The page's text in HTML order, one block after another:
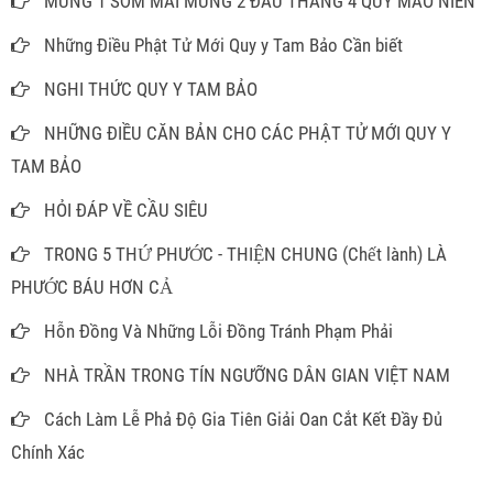
Những Điều Phật Tử Mới Quy y Tam Bảo Cần biết
NGHI THỨC QUY Y TAM BẢO
NHỮNG ĐIỀU CĂN BẢN CHO CÁC PHẬT TỬ MỚI QUY Y
TAM BẢO
HỎI ĐÁP VỀ CẦU SIÊU
TRONG 5 THỨ PHƯỚC - THIỆN CHUNG (Chết lành) LÀ
PHƯỚC BÁU HƠN CẢ
Hỗn Đồng Và Những Lỗi Đồng Tránh Phạm Phải
NHÀ TRẦN TRONG TÍN NGƯỠNG DÂN GIAN VIỆT NAM
Cách Làm Lễ Phả Độ Gia Tiên Giải Oan Cắt Kết Đầy Đủ
Chính Xác